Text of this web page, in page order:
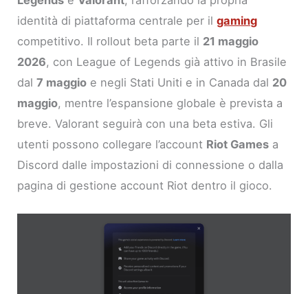
identità di piattaforma centrale per ilgaming
competitivo. Il rollout beta parte il 21 maggio
2026, con League of Legends già attivo in Brasile
dal7 maggio e negli Stati Uniti e in Canada dal 20
maggio, mentre l’espansione globale è prevista a
breve. Valorant seguirà con una beta estiva. Gli
utenti possono collegare l’account Riot Games a
Discord dalle impostazioni di connessione o dalla
pagina di gestione account Riot dentro il gioco.